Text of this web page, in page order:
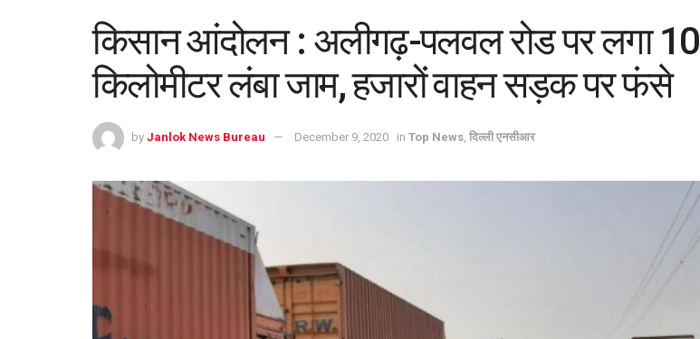
किसान आंदोलन : अलीगढ़-पलवल रोड पर लगा 10
किलोमीटर लंबा जाम, हजारों वाहन सड़क पर फंसे
by Janlok News Bureau December 9, 2020 in Top News दिल्ली एनसीआर